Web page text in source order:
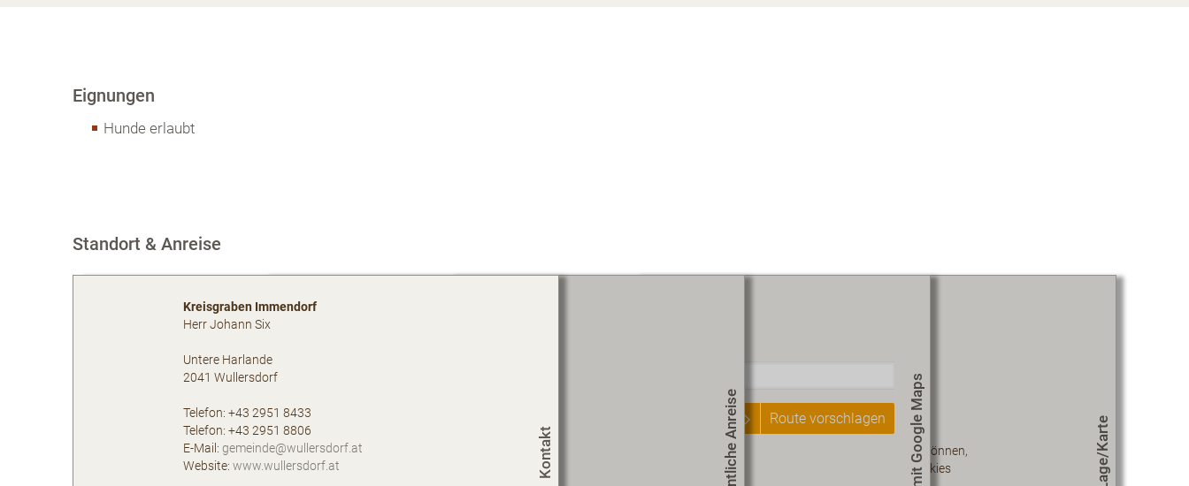
Eignungen
Hunde erlaubt
Standort & Anreise
Kontakt
Kreisgraben Immendorf
Herr Johann Six
Untere Harlande
2041 Wullersdorf
Telefon: +43 2951 8433
Telefon: +43 2951 8806
E-Mail: gemeinde@wullersdorf.at
Website: www.wullersdorf.at Öffentliche Anreise Route mit Google Maps
Route vorschlagen Lage/Karte
Um diesen Inhalt sehen zu können,
müssen Sie unseren Cookies